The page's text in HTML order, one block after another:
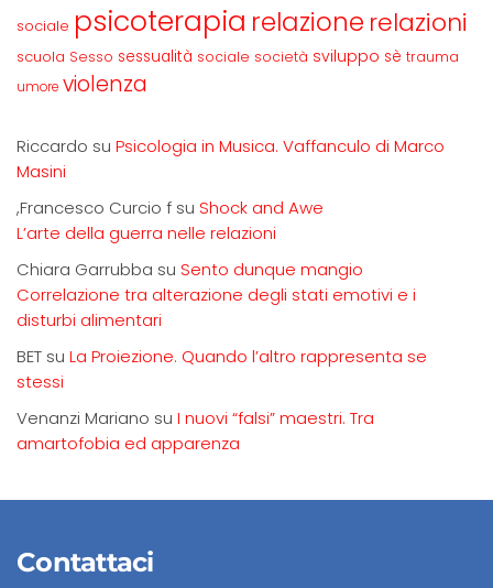
sociale psicoterapia relazione relazioni
scuola Sesso sessualità sociale società sviluppo sè trauma
umore violenza
Riccardo su Psicologia in Musica. Vaffanculo di Marco
Masini
,Francesco Curcio f su Shock and Awe
L’arte della guerra nelle relazioni
Chiara Garrubba su Sento dunque mangio
Correlazione tra alterazione degli stati emotivi e i
disturbi alimentari
BET su La Proiezione. Quando l’altro rappresenta se
stessi
Venanzi Mariano su I nuovi “falsi” maestri. Tra
amartofobia ed apparenza
Contattaci